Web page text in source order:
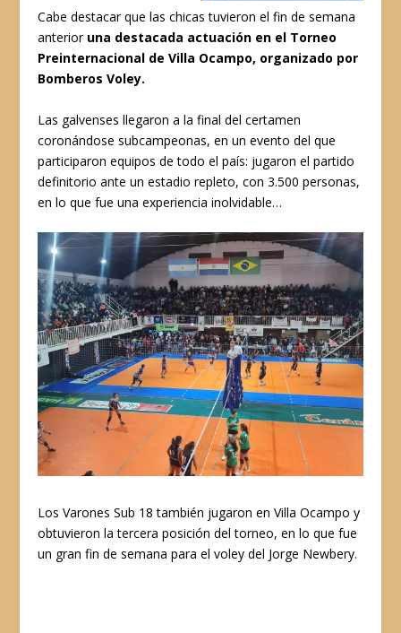
Cabe destacar que las chicas tuvieron el fin de semana
anterior una destacada actuación en el Torneo
Preinternacional de Villa Ocampo, organizado por
Bomberos Voley.
Las galvenses llegaron a la final del certamen
coronándose subcampeonas, en un evento del que
participaron equipos de todo el país: jugaron el partido
definitorio ante un estadio repleto, con 3.500 personas,
en lo que fue una experiencia inolvidable…
Los Varones Sub 18 también jugaron en Villa Ocampo y
obtuvieron la tercera posición del torneo, en lo que fue
un gran fin de semana para el voley del Jorge Newbery.